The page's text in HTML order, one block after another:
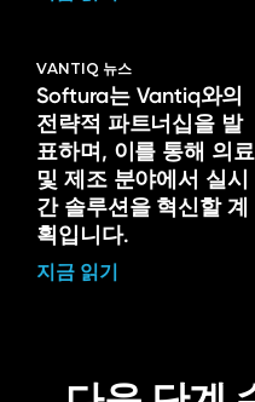
VANTIQ 뉴스
Softura는 Vantiq와의
전략적 파트너십을 발
표하며, 이를 통해 의료
및 제조 분야에서 실시
간 솔루션을 혁신할 계
획입니다.
지금 읽기